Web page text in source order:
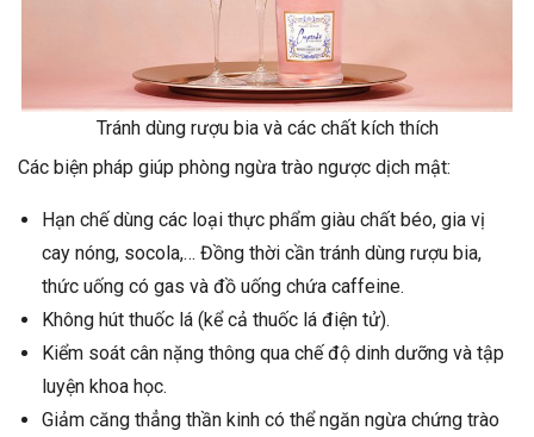
Tránh dùng rượu bia và các chất kích thích
Các biện pháp giúp phòng ngừa trào ngược dịch mật:
Hạn chế dùng các loại thực phẩm giàu chất béo, gia vị
cay nóng, socola,… Đồng thời cần tránh dùng rượu bia,
thức uống có gas và đồ uống chứa caffeine.
Không hút thuốc lá (kể cả thuốc lá điện tử).
Kiểm soát cân nặng thông qua chế độ dinh dưỡng và tập
luyện khoa học.
Giảm căng thẳng thần kinh có thể ngăn ngừa chứng trào